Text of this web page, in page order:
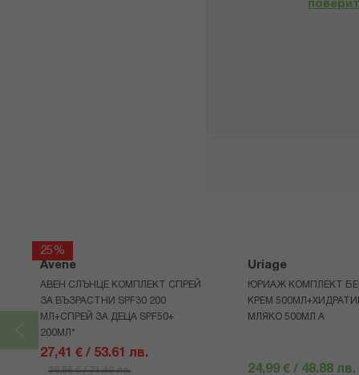
25%
Avene
АВЕН СЛЪНЦЕ КОМПЛЕКТ СПРЕЙ
ЗА ВЪЗРАСТНИ SPF30 200
МЛ+СПРЕЙ ЗА ДЕЦА SPF50+
200МЛ*
27,41 € / 53.61 лв.
36,55 € / 71.49 лв.
Uriage
ЮРИАЖ КОМПЛЕКТ
КРЕМ
МЛЯКО 500МЛ A
24,99 € / 48.88 лв.